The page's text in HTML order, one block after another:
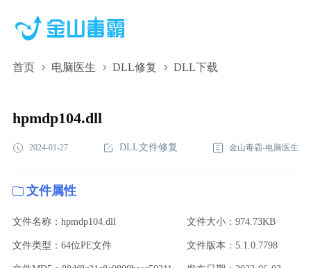
首页 电脑医生 DLL修复 DLL下载
hpmdp104.dll,hpmdp104.dll下载,hpmdp104.dll修复
hpmdp104.dll
2024-01-27 DLL文件修复 金山毒霸-电脑医生
文件属性
文件名称：hpmdp104.dll 文件大小：974.73KB
文件类型：64位PE文件 文件版本：5.1.0.7798